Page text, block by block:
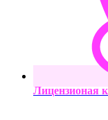
Лицензионая